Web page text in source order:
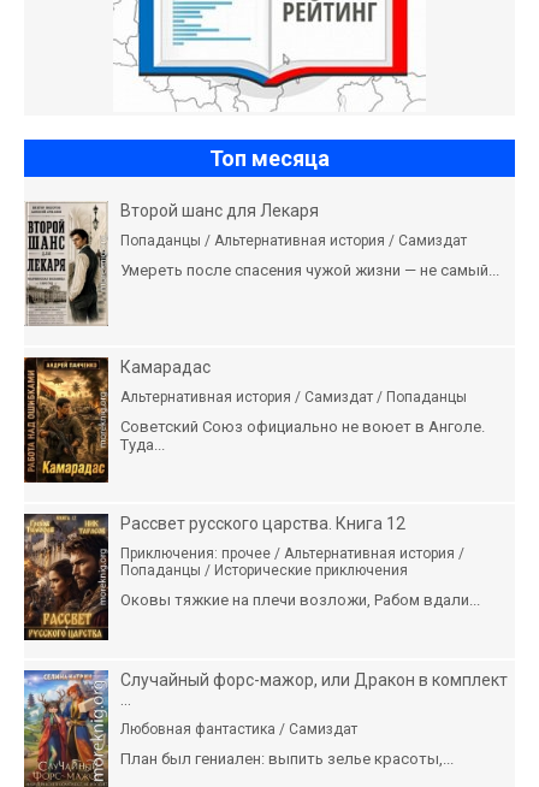
Топ месяца
Второй шанс для Лекаря
Попаданцы / Альтернативная история / Самиздат
Умереть после спасения чужой жизни — не самый...
Камарадас
Альтернативная история / Самиздат / Попаданцы
Советский Союз официально не воюет в Анголе.
Туда...
Рассвет русского царства. Книга 12
Приключения: прочее / Альтернативная история /
Попаданцы / Исторические приключения
Оковы тяжкие на плечи возложи, Рабом вдали...
Случайный форс-мажор, или Дракон в комплект
Любовная фантастика / Самиздат
План был гениален: выпить зелье красоты,...